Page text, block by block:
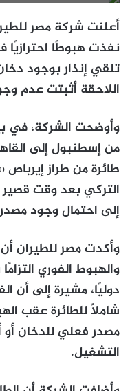
أعلنت شركة مصر
نفذت هبوطًا
تلقي إنذار بوجود
اللاحقة أثبتت عدم
وأوضحت الشركة، في
التركي بعد وقت قصير
إلى احتمال وجود
وأكدت مصر للطيران أن
والهبوط الفوري
دوليًا، مشيرة إلى أن
شاملًا للطائرة عقب
مصدر فعلي للدخان
التشغيل.